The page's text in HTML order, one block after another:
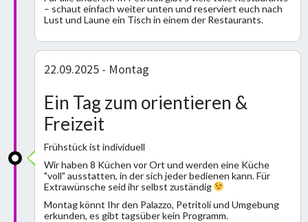
– schaut einfach weiter unten und reserviert euch nach
Lust und Laune ein Tisch in einem der Restaurants.
22.09.2025 - Montag
Ein Tag zum orientieren &
Freizeit
Frühstück ist individuell
Wir haben 8 Küchen vor Ort und werden eine Küche
"voll" ausstatten, in der sich jeder bedienen kann. Für
Extrawünsche seid ihr selbst zuständig
Montag könnt Ihr den Palazzo, Petritoli und Umgebung
erkunden, es gibt tagsüber kein Programm.